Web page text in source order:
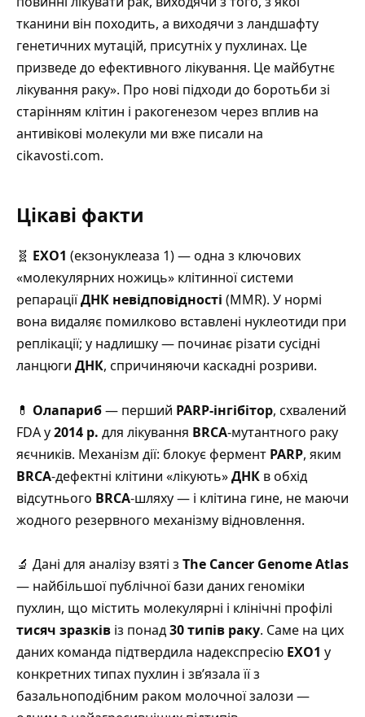
тканини він походить, а виходячи з ландшафту
генетичних мутацій, присутніх у пухлинах. Це
призведе до ефективного лікування. Це майбутнє
лікування раку». Про нові підходи до боротьби зі
старінням клітин і ракогенезом через вплив на
антивікові молекули ми вже писали на
cikavosti.com.
Цікаві факти
🧬 EXO1 (екзонуклеаза 1) — одна з ключових
«молекулярних ножиць» клітинної системи
репараціїДНК невідповідності (MMR). У нормі
вона видаляє помилково вставлені нуклеотиди при
реплікації; у надлишку — починає різати сусідні
ланцюги ДНК, спричиняючи каскадні розриви.
💊 Олапариб— перший PARP-інгібітор, схвалений
FDA у2014 р. для лікування BRCA-мутантного раку
яєчників. Механізм дії: блокує фермент PARP, яким
BRCA-дефектні клітини «лікують»ДНК в обхід
відсутнього BRCA-шляху — і клітина гине, не маючи
жодного резервного механізму відновлення.
🔬 Дані для аналізу взяті з The Cancer Genome Atlas
— найбільшої публічної бази даних геноміки
пухлин, що містить молекулярні і клінічні профілі
тисяч зразків із понад30 типів раку. Саме на цих
даних команда підтвердила надекспресію EXO1 у
конкретних типах пухлин і зв’язала її з
базальноподібним раком молочної залози —